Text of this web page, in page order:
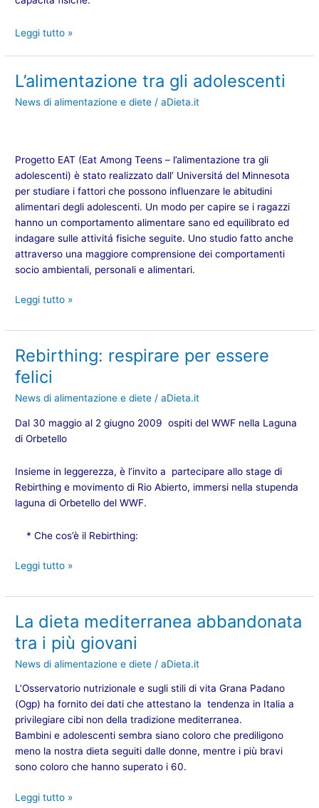
Leggi tutto »
L’alimentazione tra gli adolescenti
News di alimentazione e diete /aDieta.it
Progetto EAT (Eat Among Teens – l’alimentazione tra gli
adolescenti) è stato realizzato dall’ Universitá del Minnesota
per studiare i fattori che possono influenzare le abitudini
alimentari degli adolescenti. Un modo per capire se i ragazzi
hanno un comportamento alimentare sano ed equilibrato ed
indagare sulle attivitá fisiche seguite. Uno studio fatto anche
attraverso una maggiore comprensione dei comportamenti
socio ambientali, personali e alimentari.
L’alimentazione
gli
Leggi tutto »
Rebirthing: respirare per essere
felici
News di alimentazione e diete /aDieta.it
Dal 30 maggio al 2 giugno 2009 ospiti del WWF nella Laguna
di Orbetello
Insieme in leggerezza, è l’invito a partecipare allo stage di
Rebirthing e movimento di Rio Abierto, immersi nella stupenda
laguna di Orbetello del WWF.
* Che cos’è il Rebirthing:
Rebirthing:
respirare
per
essere
Leggi tutto »
La dieta mediterranea abbandonata
tra i più giovani
News di alimentazione e diete /aDieta.it
L’Osservatorio nutrizionale e sugli stili di vita Grana Padano
(Ogp) ha fornito dei dati che attestano la tendenza in Italia a
privilegiare cibi non dellatradizione mediterranea.
Bambini e adolescenti sembra siano coloro che prediligono
meno la nostradietaseguiti dalle donne, mentre i più bravi
sono coloro che hanno superato i 60.
La
mediterranea
abbandonata
più
giovani
Leggi tutto »